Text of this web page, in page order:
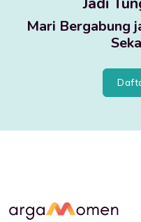
Mari Bergabung